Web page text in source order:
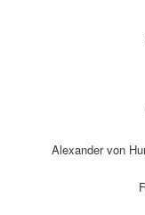
Alexander von